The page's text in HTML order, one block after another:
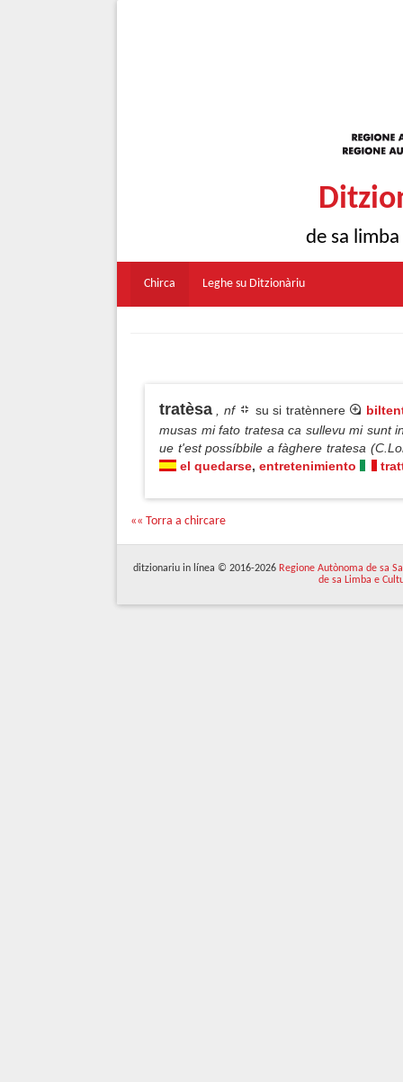
de sa
Chirca Leghe su Ditzionàriu
tratèsa , nf su si tratènnere
musas mi fato tratesa ca sullevu mi sunt
ue t'est possíbbile a fàghere tratesa
el quedarse, entretenimiento
«« Torra a chircare
ditzionariu in línea © 2016-2026 Regione Autònoma de sa
de sa Limba e